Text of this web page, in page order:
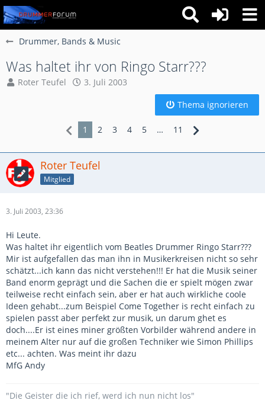
Drummer, Bands & Music
Was haltet ihr von Ringo Starr???
Roter Teufel
3. Juli 2003
Thema ignorieren
1 2 3 4 5 … 11
Roter Teufel
Mitglied
3. Juli 2003, 23:36
Hi Leute.
Was haltet ihr eigentlich vom Beatles Drummer Ringo Starr???
Mir ist aufgefallen das man ihn in Musikerkreisen nicht so sehr
schätzt...ich kann das nicht verstehen!!! Er hat die Musik seiner
Band enorm geprägt und die Sachen die er spielt mögen zwar
teilweise recht einfach sein, aber er hat auch wirkliche coole
Ideen gehabt...zum Beispiel Come Together is recht einfach zu
spielen passt aber perfekt zur musik, un darum ghet es
doch....Er ist eines miner größten Vorbilder während andere in
meinem Alter nur auf die großen Techniker wie Simon Phillips
etc... achten. Was meint ihr dazu
MfG Andy
"Die Geister die ich rief, werd ich nun nicht los"